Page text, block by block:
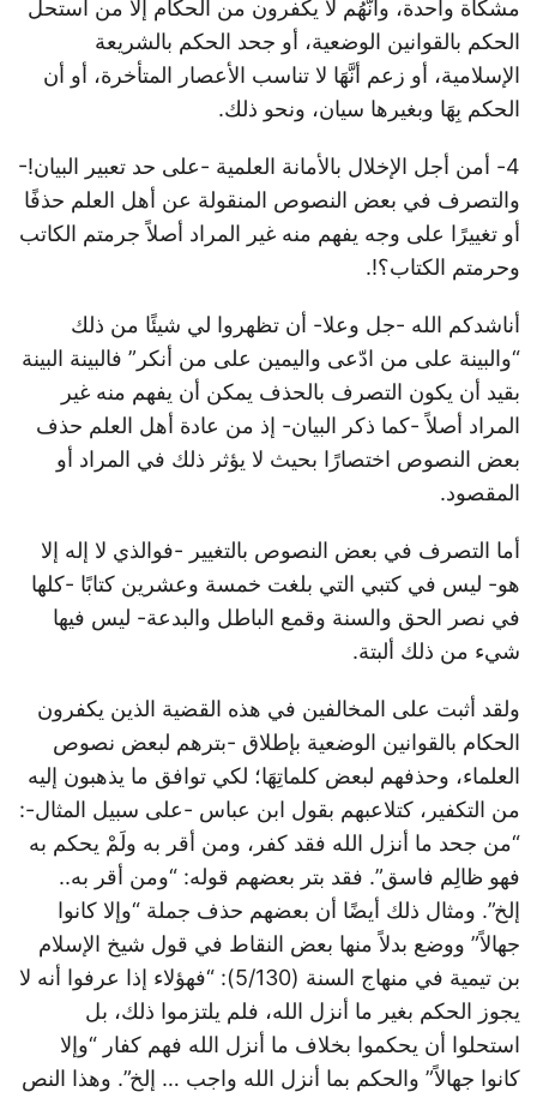
مشكاة واحدة، وأنَّهُم لا يكفرون من الحكام إلا من استحل
الحكم بالقوانين الوضعية، أو جحد الحكم بالشريعة
الإسلامية، أو زعم أنَّهَا لا تناسب الأعصار المتأخرة، أو أن
الحكم بِهَا وبغيرها سيان، ونحو ذلك.
4- أمن أجل الإخلال بالأمانة العلمية -على حد تعبير البيان!-
والتصرف في بعض النصوص المنقولة عن أهل العلم حذفًا
أو تغييرًا على وجه يفهم منه غير المراد أصلاً جرمتم الكاتب
وحرمتم الكتاب؟!.
أناشدكم الله -جل وعلا- أن تظهروا لي شيئًا من ذلك
“والبينة على من ادّعى واليمين على من أنكر” فالبينة البينة
بقيد أن يكون التصرف بالحذف يمكن أن يفهم منه غير
المراد أصلاً -كما ذكر البيان- إذ من عادة أهل العلم حذف
بعض النصوص اختصارًا بحيث لا يؤثر ذلك في المراد أو
المقصود.
أما التصرف في بعض النصوص بالتغيير -فوالذي لا إله إلا
هو- ليس في كتبي التي بلغت خمسة وعشرين كتابًا -كلها
في نصر الحق والسنة وقمع الباطل والبدعة- ليس فيها
شيء من ذلك ألبتة.
ولقد أثبت على المخالفين في هذه القضية الذين يكفرون
الحكام بالقوانين الوضعية بإطلاق -بترهم لبعض نصوص
العلماء، وحذفهم لبعض كلماتِهَا؛ لكي توافق ما يذهبون إليه
من التكفير، كتلاعبهم بقول ابن عباس -على سبيل المثال-:
“من جحد ما أنزل الله فقد كفر، ومن أقر به ولَمْ يحكم به
فهو ظالِم فاسق”. فقد بتر بعضهم قوله: “ومن أقر به..
إلخ”. ومثال ذلك أيضًا أن بعضهم حذف جملة “وإلا كانوا
جهالاً” ووضع بدلاً منها بعض النقاط في قول شيخ الإسلام
بن تيمية في منهاج السنة (5/130): “فهؤلاء إذا عرفوا أنه لا
يجوز الحكم بغير ما أنزل الله، فلم يلتزموا ذلك، بل
استحلوا أن يحكموا بخلاف ما أنزل الله فهم كفار “وإلا
كانوا جهالاً” والحكم بما أنزل الله واجب … إلخ”. وهذا النص